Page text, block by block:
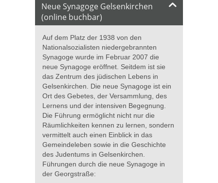
Neue Synagoge Gelsenkirchen
(online buchbar)
Auf dem Platz der 1938 von den
Nationalsozialisten niedergebrannten
Synagoge wurde im Februar 2007 die
neue Synagoge eröffnet. Seitdem ist sie
das Zentrum des jüdischen Lebens in
Gelsenkirchen. Die neue Synagoge ist ein
Ort des Gebetes, der Versammlung, des
Lernens und der intensiven Begegnung.
Die Führung ermöglicht nicht nur die
Räumlichkeiten kennen zu lernen, sondern
vermittelt auch einen Einblick in das
Gemeindeleben sowie in die Geschichte
des Judentums in Gelsenkirchen.
Führungen durch die neue Synagoge in
der Georgstraße: